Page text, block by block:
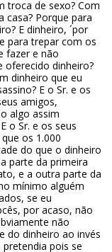
troca de sexo? Com
casa? Porque para
E dinheiro, ´por
para trepar com os
fazer e não
oferecido dinheiro?
dinheiro que eu
E o Sr. e os
amigos,
algo assim
o Sr. e os seus
os 1.000
do que o dinheiro
parte da primeira
e a outra parte da
mínimo alguém
se eu
por acaso, não
não
do dinheiro ao invés
pois se